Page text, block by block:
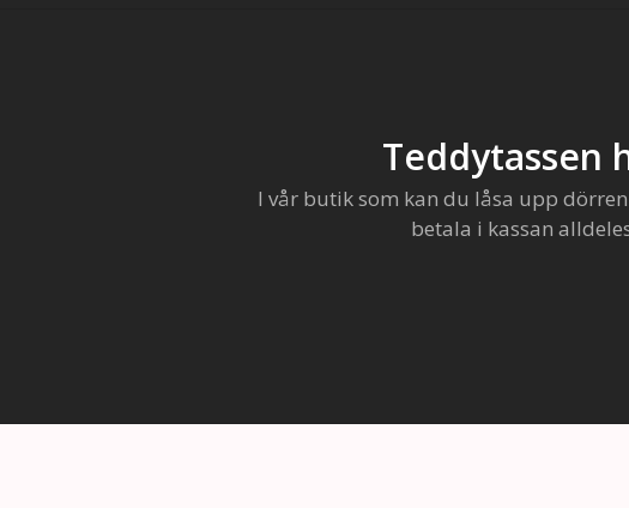
Teddytassen
I vår butik som kan du låsa upp
betala i kassan